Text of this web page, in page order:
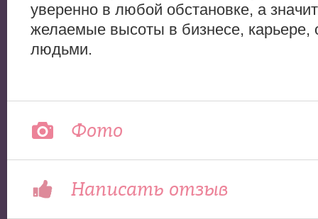
уверенно в любой обстановке, а
желаемые высоты в бизнесе, карьере,
людьми.
Фото
Написать отзыв